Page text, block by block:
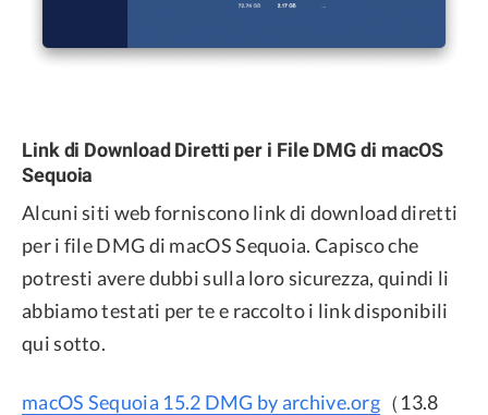
Link di Download Diretti per i File DMG di macOS
Sequoia
Alcuni siti web forniscono link di download diretti
per i file DMG di macOS Sequoia. Capisco che
potresti avere dubbi sulla loro sicurezza, quindi li
abbiamo testati per te e raccolto i link disponibili
qui sotto.
macOS Sequoia 15.2 DMG by archive.org （13.8